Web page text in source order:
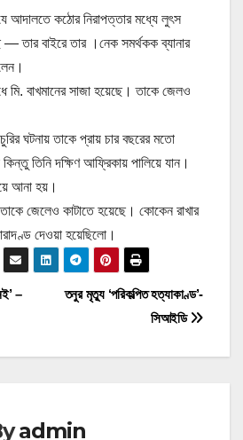
আদালতে কঠোর নিরাপত্তার মধ্যে লুৎস
— তার বাইরে তার ।নেক সমর্থকক ব্যানার
বাখমানের সাজা হয়েছে। তাকে জেলও
ঘটনায় তাকে প্রায় চার বছরের মতো
তিনি দক্ষিণ আফ্রিকায় পালিয়ে যান।
আনা হয়।
তাকে জেলেও কাটাতে হয়েছে। কোকেন রাখার
দেওয়া হয়েছিলো।
তনুর মৃত্যু ‘পরিকল্পিত হত্যাকাণ্ড’-
সিআইডি
–
admin